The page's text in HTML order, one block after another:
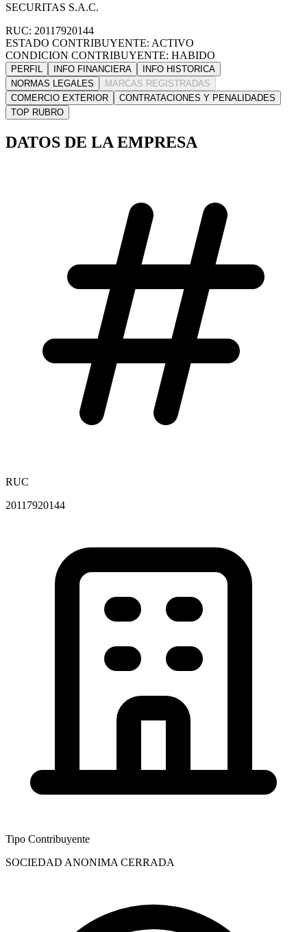
SECURITAS S.A.C.
RUC: 20117920144
ESTADO CONTRIBUYENTE: ACTIVO
CONDICION CONTRIBUYENTE: HABIDO
PERFIL INFO FINANCIERA
INFO HISTORICA
NORMAS LEGALES
MARCAS REGISTRADAS
COMERCIO EXTERIOR
CONTRATACIONES Y PENALIDADES
TOP RUBRO
DATOS DE LA EMPRESA
RUC
20117920144
Tipo Contribuyente
SOCIEDAD ANONIMA CERRADA